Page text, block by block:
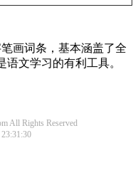
画词条，基本涵盖了全
文学习的有利工具。
All Rights Reserved